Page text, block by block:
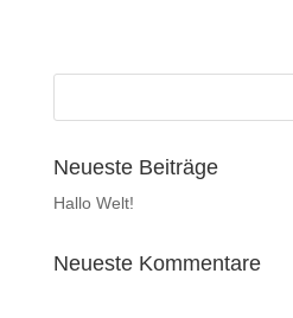
Neueste Beiträge
Hallo Welt!
Neueste Kommentare